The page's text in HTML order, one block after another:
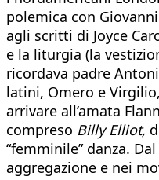
polemica con
agli scritti di Joyce
e la liturgia (la
ricordava padre
latini, Omero e
arrivare all’amata
compreso Billy Elliot,
“femminile” danza.
aggregazione e nei